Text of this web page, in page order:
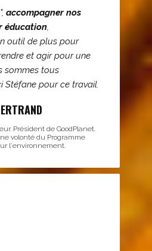
accompagner nos
éducation,
outil de plus pour
et agir pour une
sommes tous
Stéfane pour ce travail.
Président de GoodPlanet.
volonté du Programme
l'environnement.